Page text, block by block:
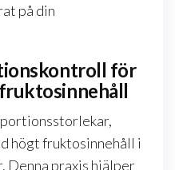
på din
för
högt fruktosinnehåll i
Denna praxis hjälper